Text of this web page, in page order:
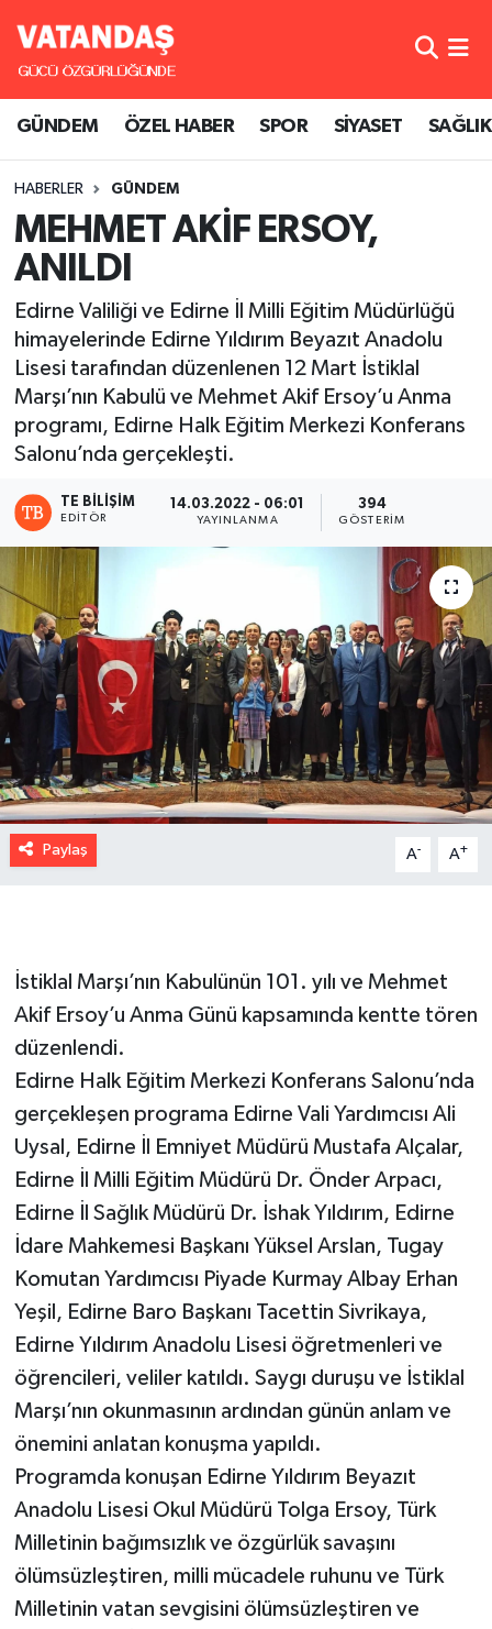
GÜNDEM ÖZEL HABER SPOR SİYASET SAĞLIK
HABERLER GÜNDEM
MEHMET AKİF ERSOY,
ANILDI
Edirne Valiliği ve Edirne İl Milli Eğitim Müdürlüğü
himayelerinde Edirne Yıldırım Beyazıt Anadolu
Lisesi tarafından düzenlenen 12 Mart İstiklal
Marşı’nın Kabulü ve Mehmet Akif Ersoy’u Anma
programı, Edirne Halk Eğitim Merkezi Konferans
Salonu’nda gerçekleşti.
TE BILIŞIM
EDITÖR
14.03.2022 - 06:01
YAYINLANMA
394
GÖSTERIM
Paylaş A- A+
İstiklal Marşı’nın Kabulünün 101. yılı ve Mehmet
Akif Ersoy’u Anma Günü kapsamında kentte tören
düzenlendi.
Edirne Halk Eğitim Merkezi Konferans Salonu’nda
gerçekleşen programa Edirne Vali Yardımcısı Ali
Uysal, Edirne İl Emniyet Müdürü Mustafa Alçalar,
Edirne İl Milli Eğitim Müdürü Dr. Önder Arpacı,
Edirne İl Sağlık Müdürü Dr. İshak Yıldırım, Edirne
İdare Mahkemesi Başkanı Yüksel Arslan, Tugay
Komutan Yardımcısı Piyade Kurmay Albay Erhan
Yeşil, Edirne Baro Başkanı Tacettin Sivrikaya,
Edirne Yıldırım Anadolu Lisesi öğretmenleri ve
öğrencileri, veliler katıldı. Saygı duruşu ve İstiklal
Marşı’nın okunmasının ardından günün anlam ve
önemini anlatan konuşma yapıldı.
Programda konuşan Edirne Yıldırım Beyazıt
Anadolu Lisesi Okul Müdürü Tolga Ersoy, Türk
Milletinin bağımsızlık ve özgürlük savaşını
ölümsüzleştiren, milli mücadele ruhunu ve Türk
Milletinin vatan sevgisini ölümsüzleştiren ve
GÜNDEM
SPOR
SİYASET
SAĞLIK
Hava Durumu
Süper Lig Puan Durumu ve Fikstür
Tüm Manşetler
Son Dakika Haberleri
Haber Arşivi